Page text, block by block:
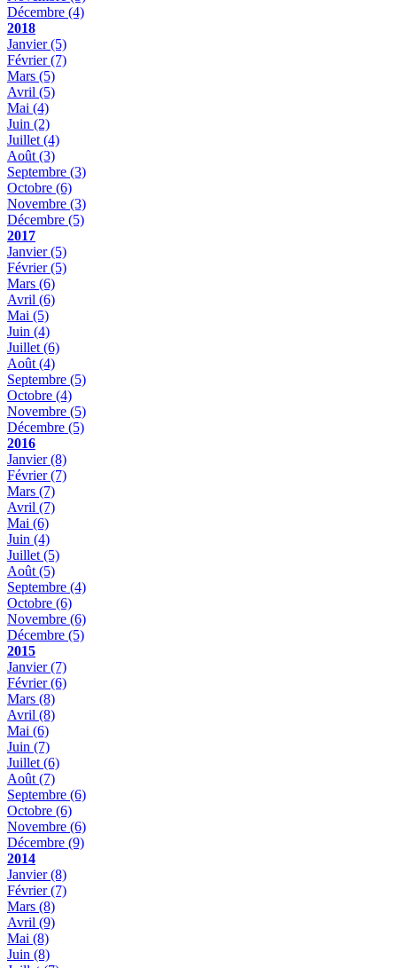
Décembre (4)
2018
Janvier(5)
Février(7)
Mars (5)
Avril (5)
Mai (4)
Juin (2)
Juillet (4)
Août (3)
Septembre (3)
Octobre (6)
Novembre (3)
Décembre (5)
2017
Janvier(5)
Février(5)
Mars (6)
Avril (6)
Mai (5)
Juin (4)
Juillet (6)
Août (4)
Septembre (5)
Octobre (4)
Novembre (5)
Décembre (5)
2016
Janvier(8)
Février(7)
Mars (7)
Avril (7)
Mai (6)
Juin (4)
Juillet (5)
Août (5)
Septembre (4)
Octobre (6)
Novembre (6)
Décembre (5)
2015
Janvier(7)
Février(6)
Mars (8)
Avril (8)
Mai (6)
Juin (7)
Juillet (6)
Août (7)
Septembre (6)
Octobre (6)
Novembre (6)
Décembre (9)
2014
Janvier(8)
Février(7)
Mars (8)
Avril (9)
Mai (8)
Juin (8)